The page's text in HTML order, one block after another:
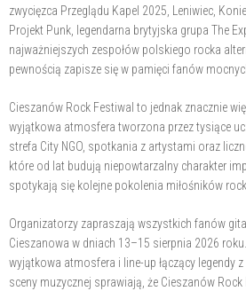
zwycięzca Przeglądu Kapel 2025, Leniwiec,
Projekt Punk, legendarna brytyjska grupa The
najważniejszych zespołów polskiego rocka
pewnością zapisze się w pamięci fanów
Cieszanów Rock Festiwal to jednak znacznie
wyjątkowa atmosfera tworzona przez tysiące
strefa City NGO, spotkania z artystami oraz
które od lat budują niepowtarzalny charakter
spotykają się kolejne pokolenia miłośników
Organizatorzy zapraszają wszystkich fanów
Cieszanowa w dniach 13–15 sierpnia 2026
wyjątkowa atmosfera i line-up łączący legendy
sceny muzycznej sprawiają, że Cieszanów